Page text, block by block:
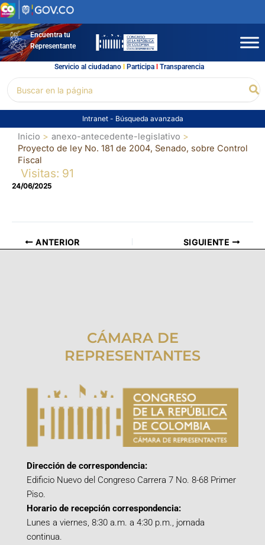
Ir
al
contenidoEncuentra tu
Representante
Servicio al ciudadano l Participal Transparencia
por:
Intranet - Búsqueda avanzada
Inicio
anexo-antecedente-legislativo
Proyecto de ley No. 181 de 2004, Senado, sobre Control
Fiscal
Visitas: 91
24/06/2025
ANTERIOR SIGUIENTE
CÁMARA DE
REPRESENTANTES
Dirección de correspondencia:
Edificio Nuevo del Congreso Carrera 7 No. 8-68 Primer
Piso.
Horario de recepción correspondencia:
Lunes a viernes, 8:30 a.m. a 4:30 p.m., jornada
continua.